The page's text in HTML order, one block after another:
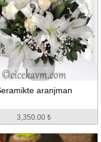
aranjman
3,350.00 ₺